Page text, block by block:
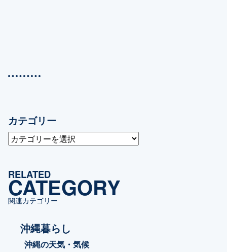
カテゴリー
カ
テ
リ
ー
RELATED
CATEGORY
関連カテゴリー
沖縄暮らし
沖縄の天気・気候